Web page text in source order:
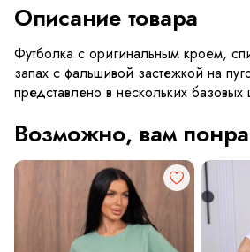
Описание товара
Футболка с оригинальным кроем,
запах с фальшивой застежкой на
представлено в нескольких базовых
Возможно, вам